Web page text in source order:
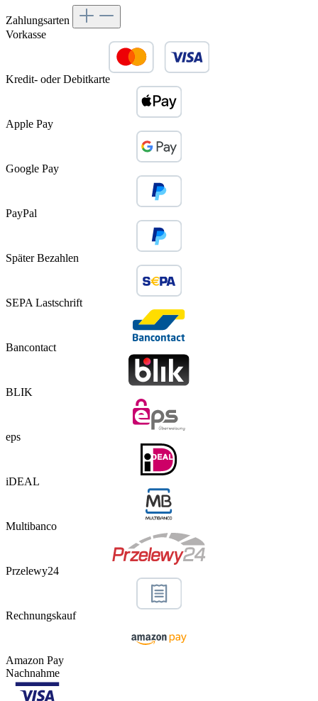
Zahlungsarten
Vorkasse
Kredit- oder Debitkarte
Apple Pay
Google Pay
PayPal
Später Bezahlen
SEPA Lastschrift
Bancontact
BLIK
eps
iDEAL
Multibanco
Przelewy24
Rechnungskauf
Amazon Pay
Nachnahme